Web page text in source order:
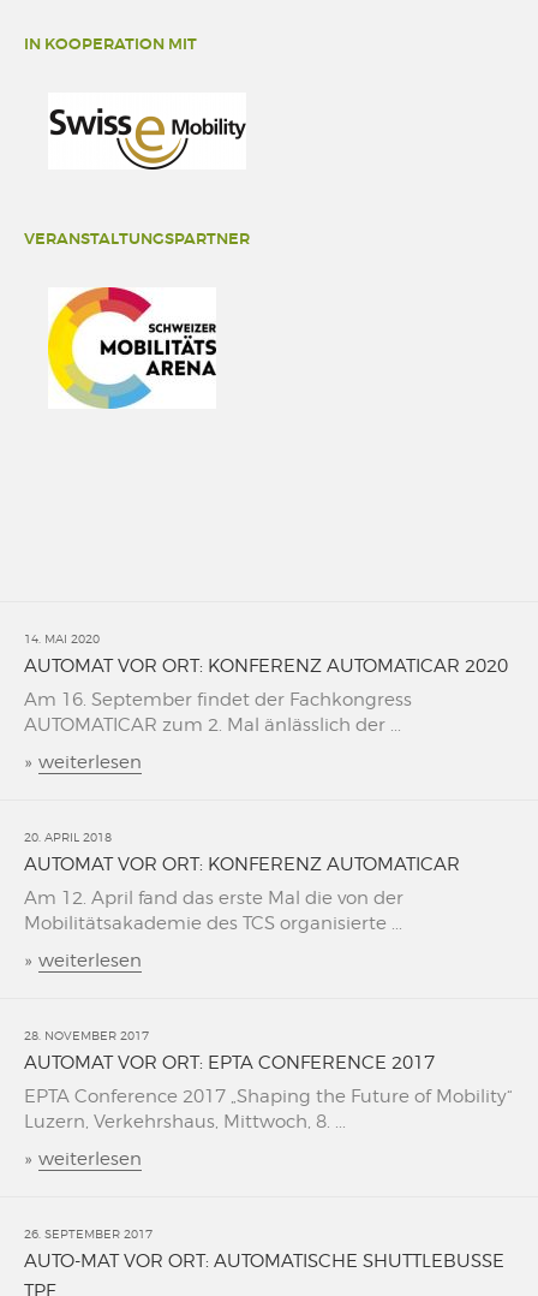
IN KOOPERATION MIT
VERANSTALTUNGSPARTNER
14. MAI 2020
AUTOMAT VOR ORT: KONFERENZ AUTOMATICAR 2020
Am 16. September findet der Fachkongress
AUTOMATICAR zum 2. Mal änlässlich der ...
» weiterlesen
20. APRIL 2018
AUTOMAT VOR ORT: KONFERENZ AUTOMATICAR
Am 12. April fand das erste Mal die von der
Mobilitätsakademie des TCS organisierte ...
» weiterlesen
28. NOVEMBER 2017
AUTOMAT VOR ORT: EPTA CONFERENCE 2017
EPTA Conference 2017 „Shaping the Future of Mobility“
Luzern, Verkehrshaus, Mittwoch, 8. ...
» weiterlesen
26. SEPTEMBER 2017
AUTO-MAT VOR ORT: AUTOMATISCHE SHUTTLEBUSSE
TPF